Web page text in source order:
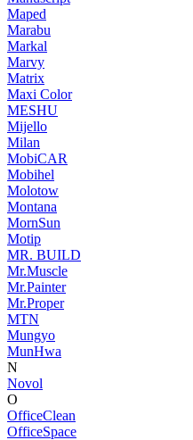
Maped
Marabu
Markal
Marvy
Matrix
Maxi Color
MESHU
Mijello
Milan
MobiCAR
Mobihel
Molotow
Montana
MornSun
Motip
MR. BUILD
Mr.Muscle
Mr.Painter
Mr.Proper
MTN
Mungyo
MunHwa
N
Novol
O
OfficeClean
OfficeSpace